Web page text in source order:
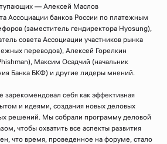
— Алексей Маслов
Ассоциации банков России по платежным
(заместитель гендиректора Hyosung),
совета Ассоциации участников рынка
переводов), Алексей Горелкин
Максим Осадчий (начальник
Банка БКФ) и другие лидеры мнений.
себя как эффективная
и идеями, создания новых деловых
решений. Мы собрали программу деловой
чтобы охватить все аспекты развития
что время, проведенное на форуме, стало